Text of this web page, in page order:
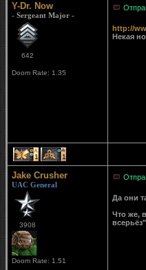
Y-Dr. Now
- Sergeant Major -
642
Doom Rate: 1.35
http://
Некая
1 1
Jake Crusher
UAC General
3908
Doom Rate: 1.51
Да они
Что же,